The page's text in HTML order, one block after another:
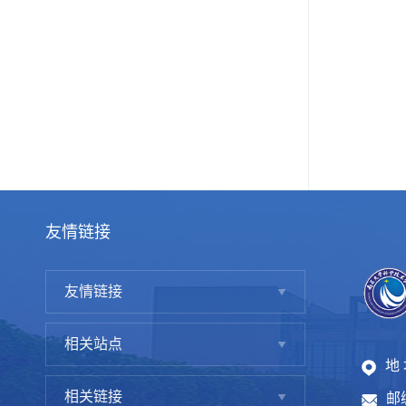
友情链接
友情链接
相关站点
相关链接
地
邮